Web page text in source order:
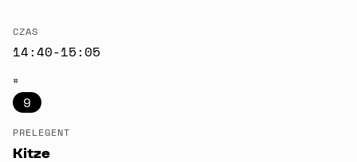
CZAS
14:40-15:05
#
9
PRELEGENT
Kitze